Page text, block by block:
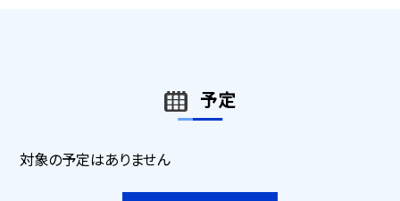
予定
対象の予定はありません